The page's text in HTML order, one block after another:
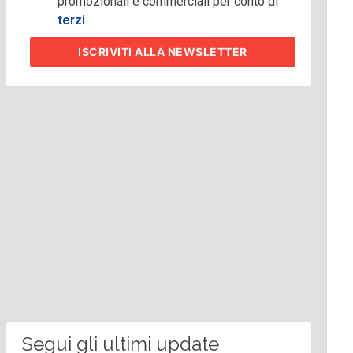
terzi.
ISCRIVITIALLA NEWSLETTER
Segui gli ultimi update